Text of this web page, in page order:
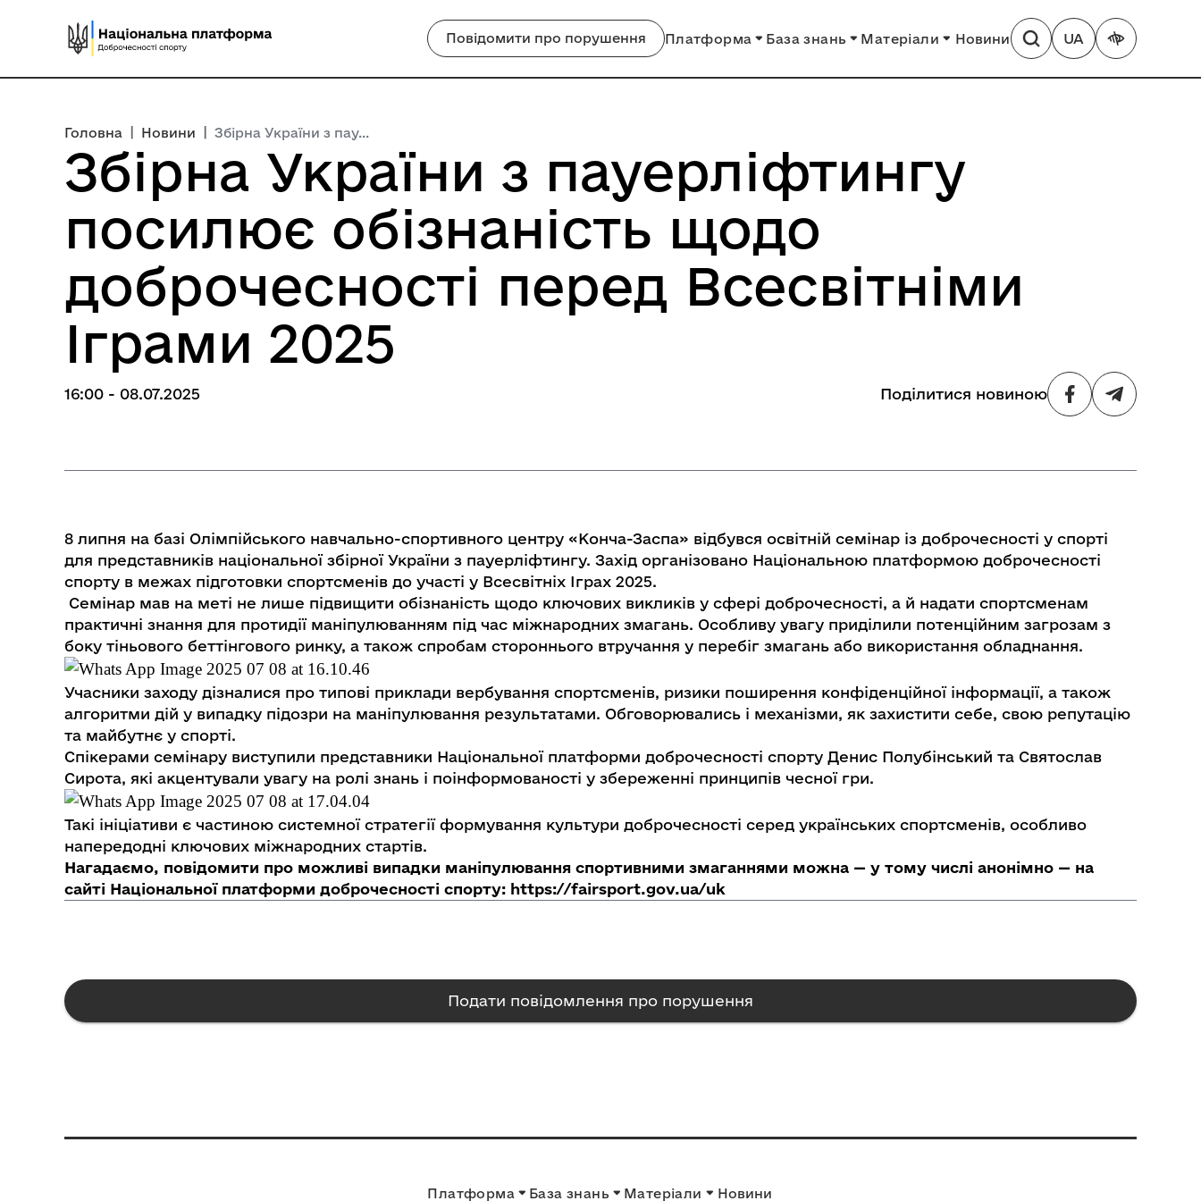
Повідомити про порушення Платформа База знань Матеріали Новини UA
Головна | Новини | Збірна України з пау...
Збірна України з пауерліфтингу
посилює обізнаність щодо
доброчесності перед Всесвітніми
Іграми 2025
16:00 - 08.07.2025 Поділитися новиною
8 липня на базі Олімпійського навчально-спортивного центру «Конча-Заспа» відбувся освітній семінар із доброчесності у спорті
для представників національної збірної України з пауерліфтингу. Захід організовано Національною платформою доброчесності
спорту в межах підготовки спортсменів до участі у Всесвітніх Іграх 2025.
Семінар мав на меті не лише підвищити обізнаність щодо ключових викликів у сфері доброчесності, а й надати спортсменам
практичні знання для протидії маніпулюванням під час міжнародних змагань. Особливу увагу приділили потенційним загрозам з
боку тіньового беттінгового ринку, а також спробам стороннього втручання у перебіг змагань або використання обладнання.
Учасники заходу дізналися про типові приклади вербування спортсменів, ризики поширення конфіденційної інформації, а також
алгоритми дій у випадку підозри на маніпулювання результатами. Обговорювались і механізми, як захистити себе, свою репутацію
та майбутнє у спорті.
Спікерами семінару виступили представники Національної платформи доброчесності спорту Денис Полубінський та Святослав
Сирота, які акцентували увагу на ролі знань і поінформованості у збереженні принципів чесної гри.
Такі ініціативи є частиною системної стратегії формування культури доброчесності серед українських спортсменів, особливо
напередодні ключових міжнародних стартів.
Нагадаємо, повідомити про можливі випадки маніпулювання спортивними змаганнями можна — у тому числі анонімно — на
сайті Національної платформи доброчесності спорту: https://fairsport.gov.ua/uk
Подати повідомлення про порушення
Платформа База знань Матеріали Новини